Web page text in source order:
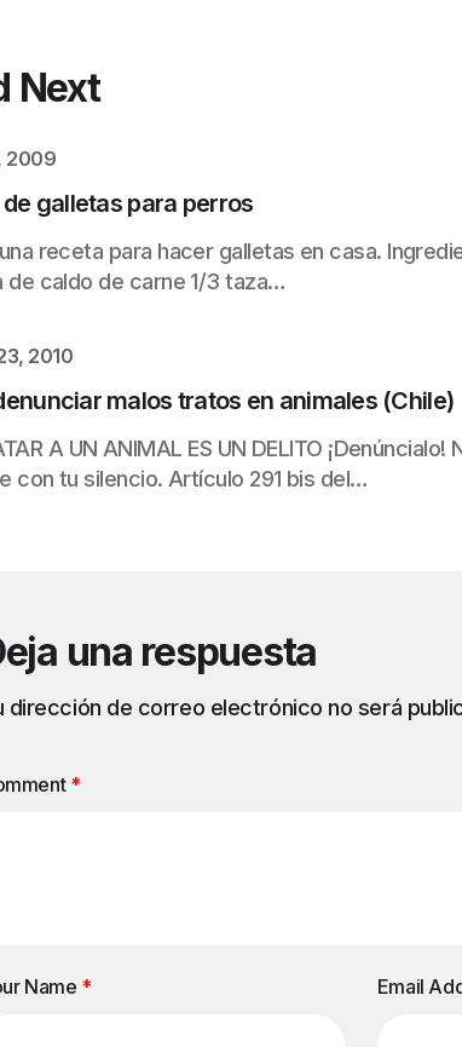
Next
2009
galletas para perros
receta para hacer galletas en casa.
de caldo de carne 1/3 taza…
2010
malos tratos en animales (Chile)
A UN ANIMAL ES UN DELITO ¡Denúncialo!
con tu silencio. Artículo 291 bis del…
una respuesta
dirección de correo electrónico no será
*
Name * Email